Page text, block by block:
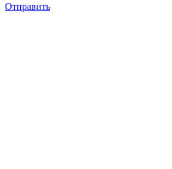
Отправить